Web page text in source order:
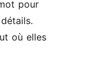
pour
où elles